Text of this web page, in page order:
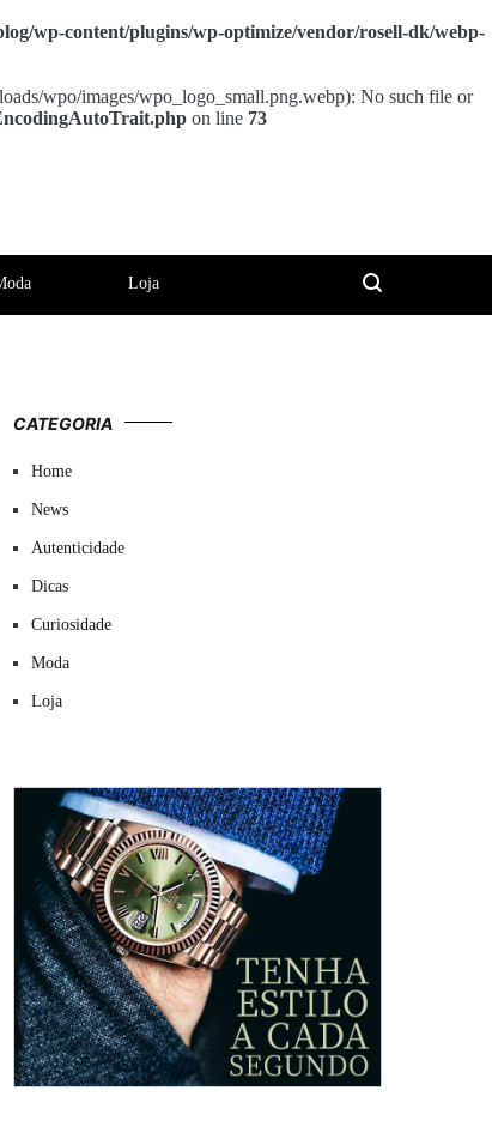
wp-content/plugins/wp-optimize/vendor/rosell-dk/webp-
wpo/images/wpo_logo_small.png.webp): No such file or
on line 73
Loja
CATEGORIA
Home
News
Autenticidade
Dicas
Curiosidade
Moda
Loja